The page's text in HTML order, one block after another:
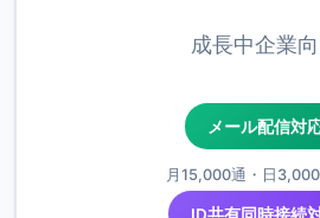
成長中企業
メール配信対
月15,000通・日